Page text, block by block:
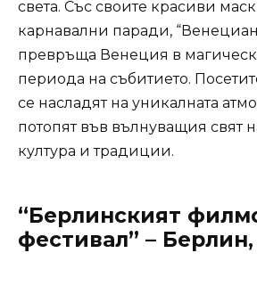
света. Със своите красиви
карнавални паради,
превръща Венеция в
периода на събитието.
се насладят на уникалната
потопят във вълнуващия свят
култура и традиции.
“Берлинският
фестивал” –